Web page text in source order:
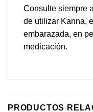
Consulte siempre
de utilizar Kanna,
embarazada, en
medicación.
PRODUCTOS